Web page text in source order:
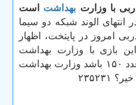
با وزارت بهداشت است
الوند شبکه دو سیما
امروز در پایتخت، اظهار
بازی با وزارت بهداشت
است. چنانچه شاخص کیفیت هوا بالای عدد ۱۵۰ باشد وزارت بهداشت